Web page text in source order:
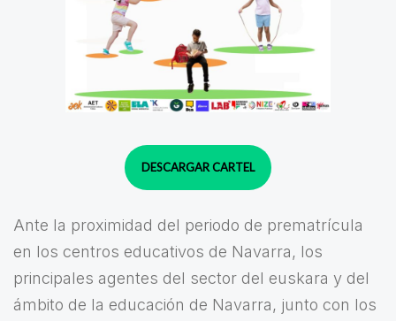
DESCARGAR CARTEL
Ante la proximidad del periodo de prematrícula
en los centros educativos de Navarra, los
principales agentes del sector del euskara y del
ámbito de la educación de Navarra, junto con los